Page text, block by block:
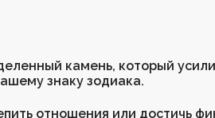
камень, который
знаку зодиака.
отношения или достичь